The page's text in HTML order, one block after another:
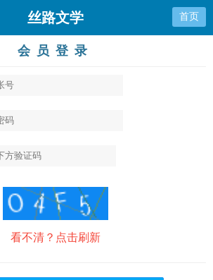
丝路文学 首页
会员登录
看不清？点击刷新